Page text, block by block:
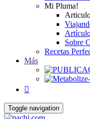
Mi Pluma!
Sobre
Recetas
Más

Toggle navigation